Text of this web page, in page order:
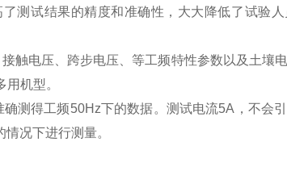
测试结果的精度和准确性，大大降低了试验
压、跨步电压、等工频特性参数以及土壤电
机型。
得工频50Hz下的数据。测试电流5A，不会引
况下进行测量。